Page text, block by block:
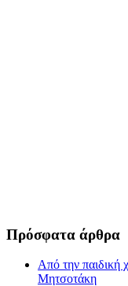
Πρόσφατα άρθρα
Από την παιδική
Μητσοτάκη